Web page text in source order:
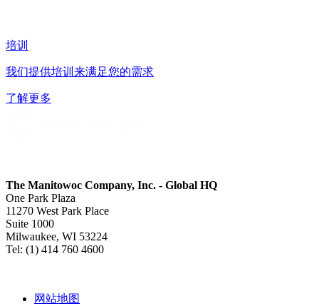
培训
我们提供培训来满足您的需求
了解更多
The Manitowoc Company, Inc. - Global HQ
One Park Plaza
11270 West Park Place
Suite 1000
Milwaukee, WI 53224
Tel: (1) 414 760 4600
网站地图